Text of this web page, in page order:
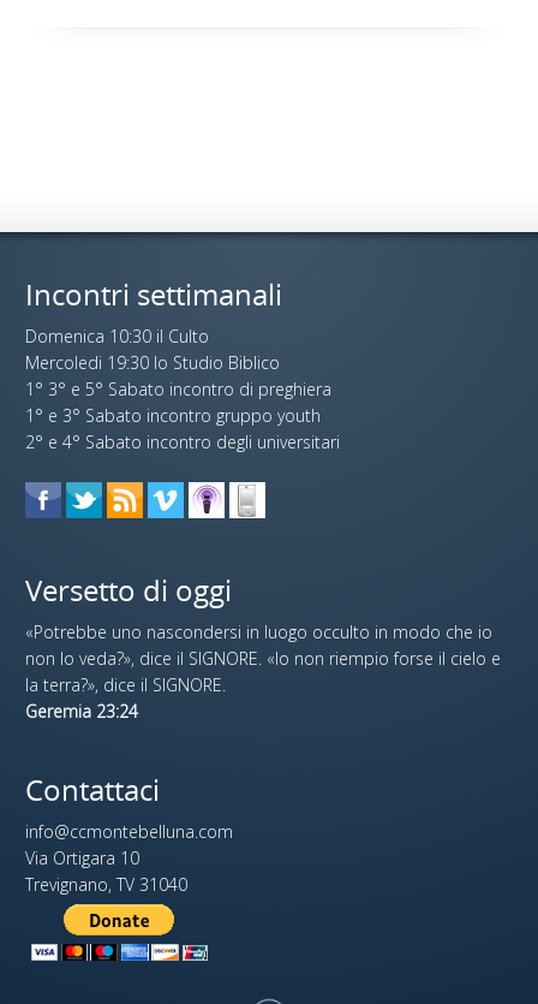
Incontri settimanali
Domenica 10:30 il Culto
Mercoledi 19:30 lo Studio Biblico
1° 3° e 5° Sabato incontro di preghiera
1° e 3° Sabato incontro gruppo youth
2° e 4° Sabato incontro degli universitari
Versetto di oggi
«Potrebbe uno nascondersi in luogo occulto in modo che io
non lo veda?», dice il SIGNORE. «Io non riempio forse il cielo e
la terra?», dice il SIGNORE.
Geremia 23:24
Contattaci
info@ccmontebelluna.com
Via Ortigara 10
Trevignano, TV 31040